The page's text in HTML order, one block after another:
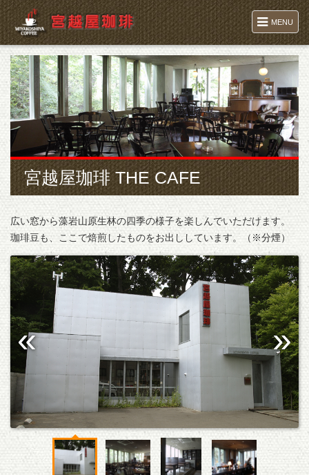
MENU
宮越屋珈琲 THE CAFE
広い窓から藻岩山原生林の四季の様子を楽しんでいただけます。
珈琲豆も、ここで焙煎したものをお出ししています。（※分煙）